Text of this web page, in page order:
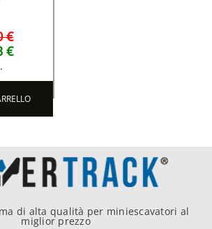
€
€
di alta qualità per miniescavatori al
miglior prezzo